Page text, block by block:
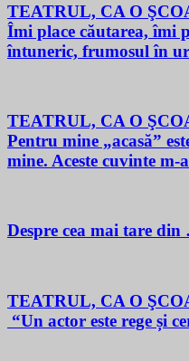
TEATRUL, CA O
Îmi place căutarea, îmi
întuneric, frumosul în
TEATRUL, CA O
Pentru mine „acasă”
mine. Aceste cuvinte
Despre cea mai tare
TEATRUL, CA O
“Un actor este rege și